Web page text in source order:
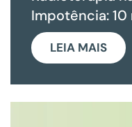
Impotência:
LEIA MAIS